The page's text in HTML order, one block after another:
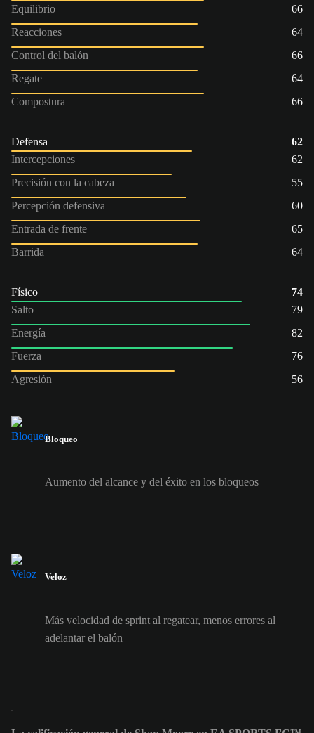
Equilibrio
66
Reacciones
64
Control del balón
66
Regate
64
Compostura
66
Defensa
62
Intercepciones
62
Precisión con la cabeza
55
Percepción defensiva
60
Entrada de frente
65
Barrida
64
Físico
74
Salto
79
Energía
82
Fuerza
76
Agresión
56
Bloqueo
Aumento del alcance y del éxito en los bloqueos
Veloz
Más velocidad de sprint al regatear, menos errores al
adelantar el balón